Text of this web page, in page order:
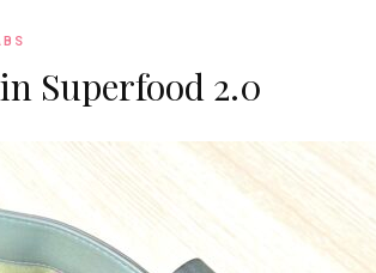
Superfood 2.0